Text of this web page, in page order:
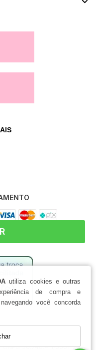
utiliza cookies e outras
de compra e
você concorda
30.748.411/0001-20